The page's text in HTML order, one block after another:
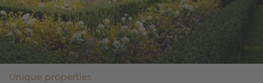
Unique properties